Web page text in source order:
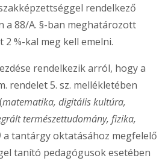
rendelkező
a 88/A. §-ban meghatározott
%-kal meg kell emelni.
rendelkezik arról, hogy a
rendelet 5. sz. mellékletében
matematika, digitális kultúra,
természettudomány, fizika,
a tantárgy oktatásához megfelelő
tanító pedagógusok esetében